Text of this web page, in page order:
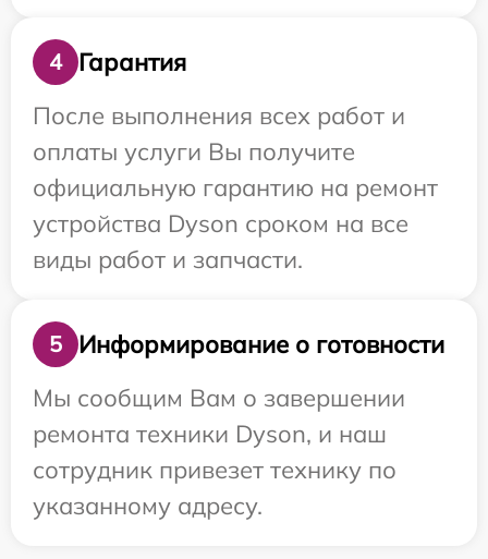
4
Гарантия
После выполнения всех работ и
оплаты услуги Вы получите
официальную гарантию на ремонт
устройства Dyson сроком на все
виды работ и запчасти.
5
Информирование о готовности
Мы сообщим Вам о завершении
ремонта техники Dyson, и наш
сотрудник привезет технику по
указанному адресу.